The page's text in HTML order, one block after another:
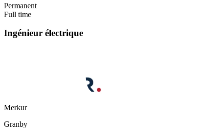
Permanent
Full time
Ingénieur électrique
Merkur
Granby